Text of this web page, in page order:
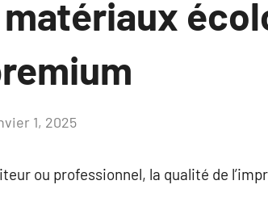
1, 2025
ou professionnel, la qualité de